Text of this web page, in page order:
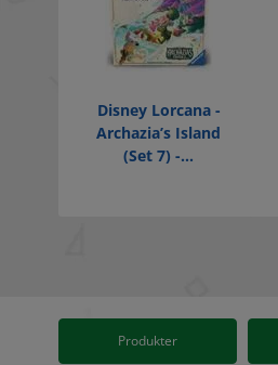
Disney Lorcana -
Archazia’s Island
(Set 7) -...
Produkter